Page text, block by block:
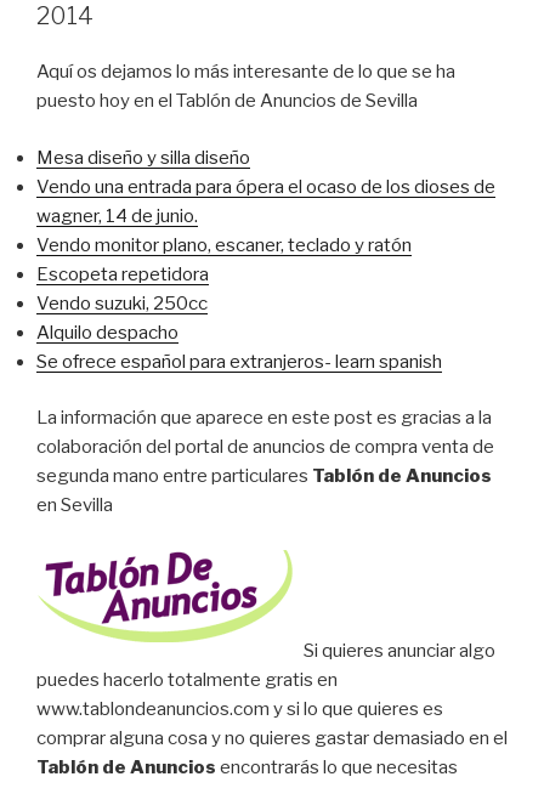
2014
Aquí os dejamos lo más interesante de lo que se ha
puesto hoy en el Tablón de Anuncios de Sevilla
Mesa diseño y silla diseño
Vendo una entrada para ópera el ocaso de los dioses de
wagner, 14 de junio.
Vendo monitor plano, escaner, teclado y ratón
Escopeta repetidora
Vendo suzuki, 250cc
Alquilo despacho
Se ofrece español para extranjeros- learn spanish
La información que aparece en este post es gracias a la
colaboración del portal de anuncios de compra venta de
segunda mano entre particulares Tablón de Anuncios
en Sevilla
Si quieres anunciar algo
puedes hacerlo totalmente gratis en
www.tablondeanuncios.com y si lo que quieres es
comprar alguna cosa y no quieres gastar demasiado en el
Tablón de Anuncios encontrarás lo que necesitas